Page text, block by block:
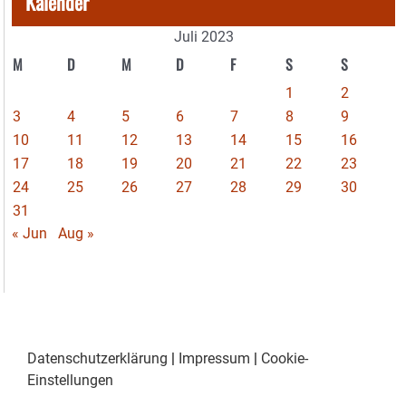
Juli 2023
M D M D F S S
1
2
3
4 5 6 7 8
9
10
11 12 13 14 15
16
17
18 19 20 21 22
23
24
25 26 27 28 29
30
31
« Jun
Aug »
Datenschutzerklärung | Impressum | Cookie-
Einstellungen